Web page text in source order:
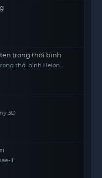
chống lại những
sự bình yên của
lộ, họ nhận ra rằng
đến hiện tại mà
Những quyết định
động đến riêng họ
này.
câu chuyện về
mà còn là một hành
thật. Dưới ánh
kỉ sẽ phải tìm ra
cam go và
mạnh mẽ.
trong thời bình
thời bình Heion
3D
il